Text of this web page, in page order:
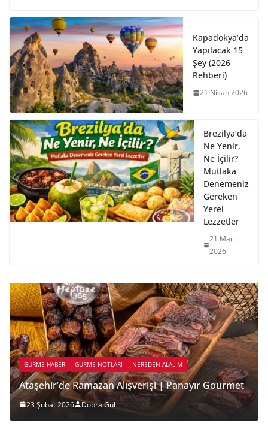
Kapadokya’da
Yapılacak 15
Şey (2026
Rehberi)
21 Nisan 2026
Brezilya’da
Ne Yenir,
Ne İçilir?
Mutlaka
Denemeniz
Gereken
Yerel
Lezzetler
21 Mart
2026
NEREDEN ALALIM PASTA
Aşkın Yenilebilir Hali: Sevgililer Günü’nde Pasta
Sanatı, İstanbul
12 Şubat 2026 Dobra Gül